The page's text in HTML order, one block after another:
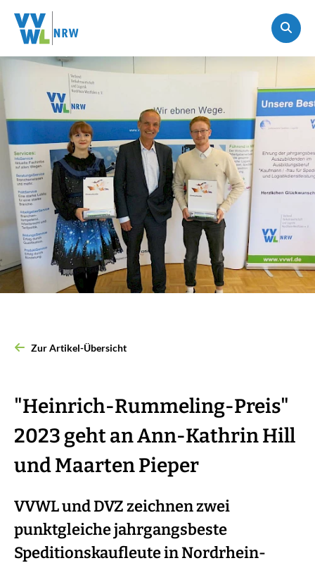
Zur Artikel-Übersicht
"Heinrich-Rummeling-Preis"
2023 geht an Ann-Kathrin Hill
und Maarten Pieper
VVWL und DVZ zeichnen zwei
punktgleiche jahrgangsbeste
Speditionskaufleute in Nordrhein-